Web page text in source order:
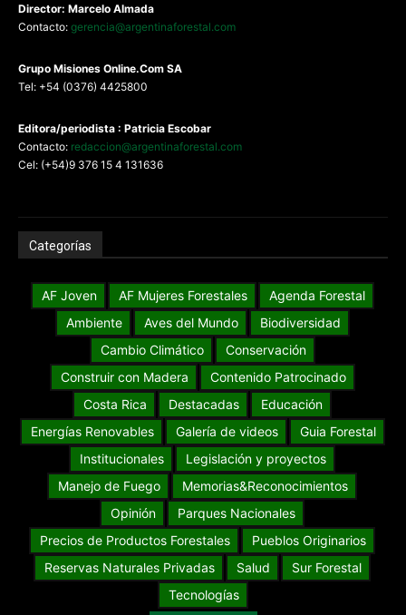
Director: Marcelo Almada
Contacto: gerencia@argentinaforestal.com
Grupo Misiones Online.Com SA
Tel: +54 (0376) 4425800
Editora/periodista : Patricia Escobar
Contacto: redaccion@argentinaforestal.com
Cel: (+54)9 376 15 4 131636
Categorías
AF Joven AF Mujeres Forestales
Agenda Forestal
Ambiente
Aves del Mundo
Biodiversidad
Cambio Climático
Conservación
Construir con Madera
Contenido Patrocinado
Costa Rica
Destacadas
Educación
Energías Renovables
Galería de videos
Guia Forestal
Institucionales
Legislación y proyectos
Manejo de Fuego
Memorias&Reconocimientos
Opinión
Parques Nacionales
Precios de Productos Forestales
Pueblos Originarios
Reservas Naturales Privadas
Salud
Sur Forestal
Tecnologías